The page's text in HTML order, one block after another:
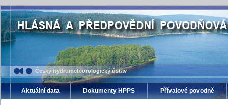
Český hydrometeorologický ústav
Aktuální data Dokumenty HPPS Přívalové povodně